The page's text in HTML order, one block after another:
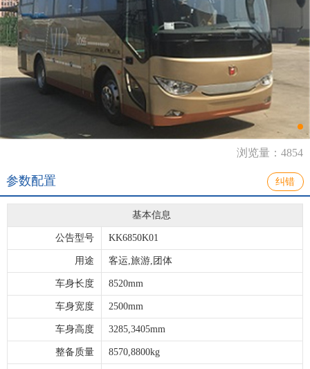
浏览量：4854
参数配置 纠错
基本信息
公告型号 KK6850K01
用途 客运,旅游,团体
车身长度 8520mm
车身宽度 2500mm
车身高度 3285,3405mm
整备质量 8570,8800kg